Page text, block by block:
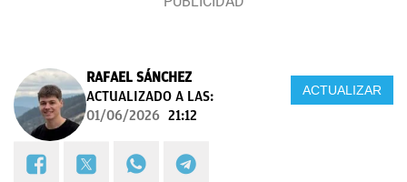
RAFAEL SÁNCHEZ
ACTUALIZADO A LAS:
01/06/2026 21:12
ACTUALIZAR